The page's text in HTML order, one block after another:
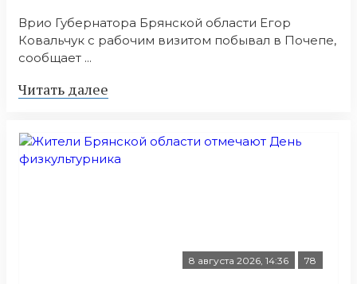
Врио Губернатора Брянской области Егор
Ковальчук с рабочим визитом побывал в Почепе,
сообщает ...
Читать далее
8 августа 2026, 14:36 78